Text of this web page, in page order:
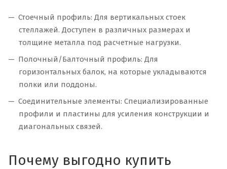
Стоечный профиль: Для вертикальных стоек
стеллажей. Доступен в различных размерах и
толщине металла под расчетные нагрузки.
Полочный/Балточный профиль: Для
горизонтальных балок, на которые укладываются
полки или поддоны.
Соединительные элементы: Специализированные
профили и пластины для усиления конструкции и
диагональных связей.
Почему выгодно купить